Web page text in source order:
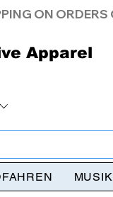
Apparel
MUSIK